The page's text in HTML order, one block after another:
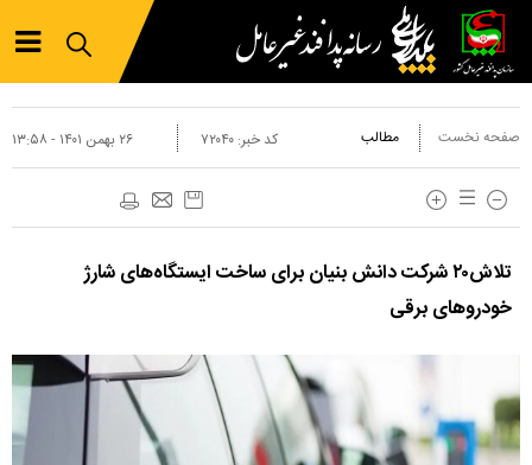
صفحه نخست مطالب ۲۶ بهمن ۱۴۰۱ - ۱۳:۵۸ کد خبر: ۷۲۰۴۰
تلاش۲۰ شرکت دانش بنیان برای ساخت ایستگاه‌های شارژ
خودروهای برقی